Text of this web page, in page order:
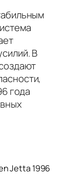
В
года
Jetta 1996